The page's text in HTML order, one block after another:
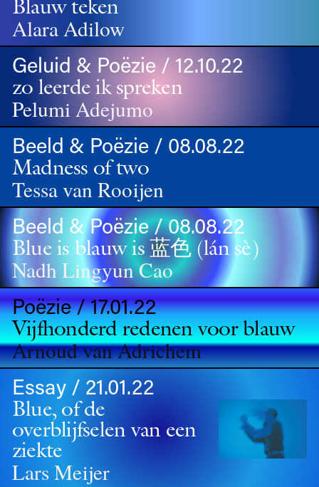
Blauw teken
Alara Adilow
Geluid & Poëzie / 12.10.22
zo leerde ik spreken
Pelumi Adejumo
Beeld & Poëzie / 08.08.22
Madness of two
Tessa van Rooijen
Beeld & Poëzie / 08.08.22
Blue is blauw is 蓝⾊ (lán sè)
Nadh Lingyun Cao
Poëzie / 17.01.22
Vijfhonderd redenen voor blauw
Arnoud van Adrichem
Essay / 21.01.22
Blue, of de
overblijfselen van een
ziekte
Lars Meijer